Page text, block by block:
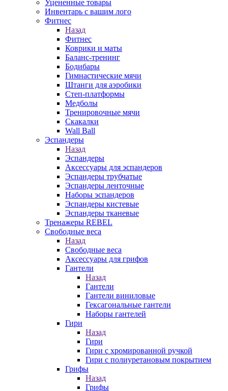
Уцененные товары
Инвентарь с вашим лого
Фитнес
Назад
Фитнес
Коврики и маты
Баланс-тренинг
Бодибары
Гимнастические мячи
Штанги для аэробики
Степ-платформы
Медболы
Тренировочные мячи
Скакалки
Wall Ball
Эспандеры
Назад
Эспандеры
Аксессуары для эспандеров
Эспандеры трубчатые
Эспандеры ленточные
Наборы эспандеров
Эспандеры кистевые
Эспандеры тканевые
Тренажеры REBEL
Свободные веса
Назад
Свободные веса
Аксессуары для грифов
Гантели
Назад
Гантели
Гантели виниловые
Гексагональные гантели
Наборы гантелей
Гири
Назад
Гири
Гири с хромированной ручкой
Гири с полиуретановым покрытием
Грифы
Назад
Грифы